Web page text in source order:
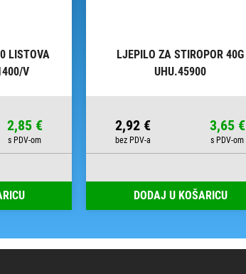
LISTOVA
V
2,85 €
LJEPILO ZA STIROPOR 40G
UHU.45900
2,92 € 3,65 €
DODAJ U KOŠARICU